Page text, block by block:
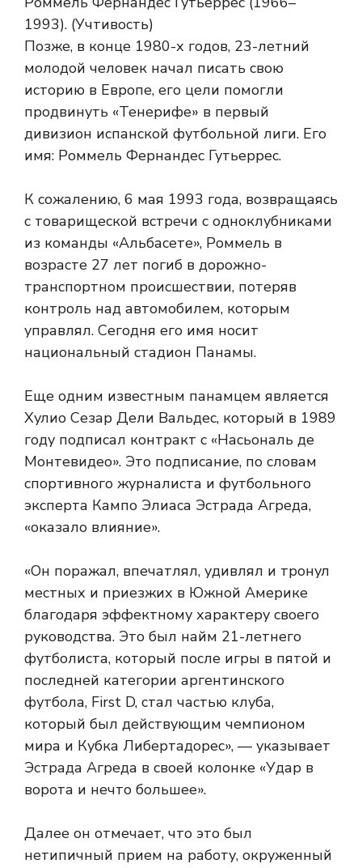
Позже, в конце 1980-х годов, 23-летний
молодой человек начал писать свою
историю в Европе, его цели помогли
продвинуть «Тенерифе» в первый
дивизион испанской футбольной лиги. Его
имя: Роммель Фернандес Гутьеррес.
К сожалению, 6 мая 1993 года, возвращаясь
с товарищеской встречи с одноклубниками
из команды «Альбасете», Роммель в
возрасте 27 лет погиб в дорожно-
транспортном происшествии, потеряв
контроль над автомобилем, которым
управлял. Сегодня его имя носит
национальный стадион Панамы.
Еще одним известным панамцем является
Хулио Сезар Дели Вальдес, который в 1989
году подписал контракт с «Насьональ де
Монтевидео». Это подписание, по словам
спортивного журналиста и футбольного
эксперта Кампо Элиаса Эстрада Агреда,
«оказало влияние».
«Он поражал, впечатлял, удивлял и тронул
местных и приезжих в Южной Америке
благодаря эффектному характеру своего
руководства. Это был найм 21-летнего
футболиста, который после игры в пятой и
последней категории аргентинского
футбола, First D, стал частью клуба,
который был действующим чемпионом
мира и Кубка Либертадорес», — указывает
Эстрада Агреда в своей колонке «Удар в
ворота и нечто большее».
Далее он отмечает, что это был
нетипичный прием на работу, окруженный